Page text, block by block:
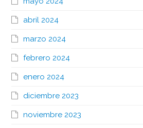
abril 2024
marzo 2024
febrero 2024
enero 2024
diciembre 2023
noviembre 2023